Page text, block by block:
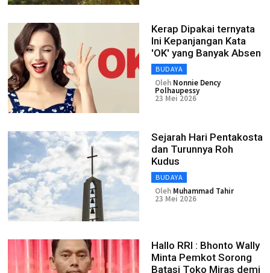
Kerap Dipakai ternyata
Ini Kepanjangan Kata
'OK' yang Banyak Absen
BUDAYA
Oleh Nonnie Dency
Polhaupessy
23 Mei 2026
Sejarah Hari Pentakosta
dan Turunnya Roh
Kudus
BUDAYA
Oleh Muhammad Tahir
23 Mei 2026
Hallo RRI : Bhonto Wally
Minta Pemkot Sorong
Batasi Toko Miras demi